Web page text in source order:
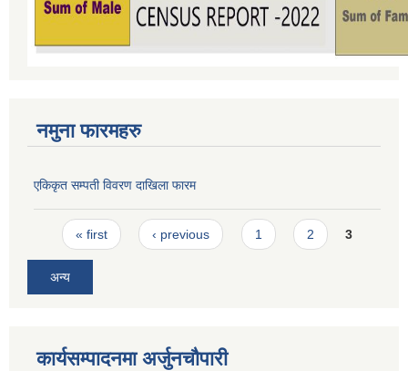
नमुना फारमहरु
एकिकृत सम्पती विवरण दाखिला फारम
Pages
« first ‹ previous 1 2 3
अन्य
कार्यसम्पादनमा अर्जुनचौपारी